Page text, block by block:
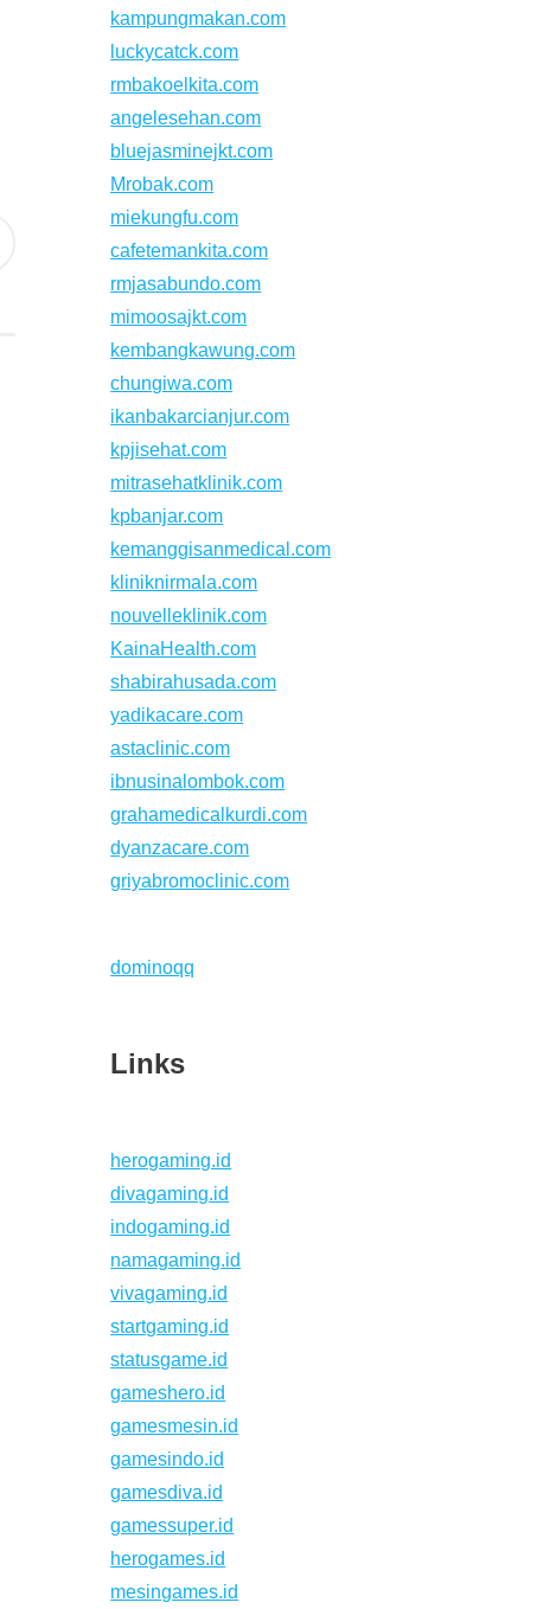
kampungmakan.com
luckycatck.com
rmbakoelkita.com
angelesehan.com
bluejasminejkt.com
Mrobak.com
miekungfu.com
cafetemankita.com
rmjasabundo.com
mimoosajkt.com
kembangkawung.com
chungiwa.com
ikanbakarcianjur.com
kpjisehat.com
mitrasehatklinik.com
kpbanjar.com
kemanggisanmedical.com
kliniknirmala.com
nouvelleklinik.com
KainaHealth.com
shabirahusada.com
yadikacare.com
astaclinic.com
ibnusinalombok.com
grahamedicalkurdi.com
dyanzacare.com
griyabromoclinic.com
dominoqq
Links
herogaming.id
divagaming.id
indogaming.id
namagaming.id
vivagaming.id
startgaming.id
statusgame.id
gameshero.id
gamesmesin.id
gamesindo.id
gamesdiva.id
gamessuper.id
herogames.id
mesingames.id